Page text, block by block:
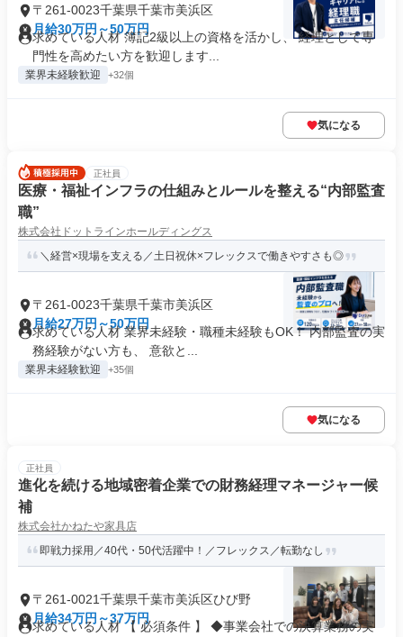
〒261-0023千葉県千葉市美浜区
月給30万円～50万円
求めている人材 簿記2級以上の資格を活かし、 経理として専
門性を高めたい方を歓迎します...
業界未経験歓迎 +32個
気になる
正社員
医療・福祉インフラの仕組みとルールを整える“内部監査
職”
株式会社ドットラインホールディングス
＼経営×現場を支える／土日祝休×フレックスで働きやすさも◎
〒261-0023千葉県千葉市美浜区
月給27万円～50万円
求めている人材 業界未経験・職種未経験もOK！ 内部監査の実
務経験がない方も、 意欲と...
業界未経験歓迎 +35個
気になる
正社員
進化を続ける地域密着企業での財務経理マネージャー候
補
株式会社かねたや家具店
即戦力採用／40代・50代活躍中！／フレックス／転勤なし
〒261-0021千葉県千葉市美浜区ひび野
月給34万円～37万円
求めている人材 【 必須条件 】 ◆事業会社での決算業務の実